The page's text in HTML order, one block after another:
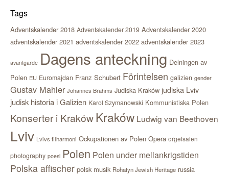
Tags
Adventskalender 2018 Adventskalender 2019 Adventskalender 2020
adventskalender 2021 adventskalender 2022 adventskalender 2023
avantgarde Dagens anteckning Delningen av
Polen EU Euromajdan Franz Schubert Förintelsen galizien gender
Gustav Mahler Johannes Brahms Judiska Kraków judiska Lviv
judisk historia i Galizien Karol Szymanowski Kommunistiska Polen
Konserter i KrakówKraków Ludwig van Beethoven
Lviv Lvivs filharmoni Ockupationen av Polen Opera orgelsalen
photography poesi Polen Polen under mellankrigstiden
Polska affischer polsk musik Rohatyn Jewish Heritage russia